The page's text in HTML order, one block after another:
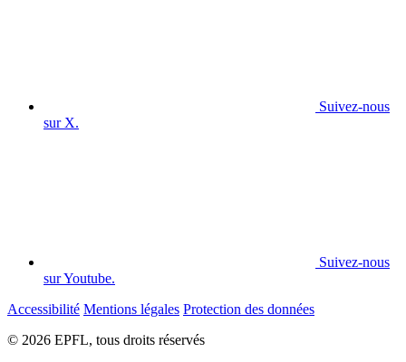
Suivez-nous
sur X.
Suivez-nous
sur Youtube.
Accessibilité Mentions légales Protection des données
© 2026 EPFL, tous droits réservés